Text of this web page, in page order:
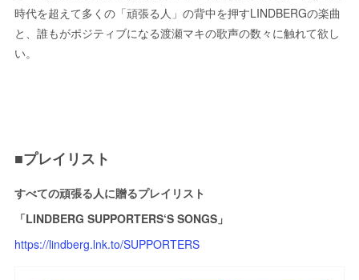
時代を超えて多くの「頑張る人」の背中を押すLINDBERGの楽曲
と、誰もがポジティブになる渡瀬マキの歌声の数々に触れて欲し
い。
■プレイリスト
すべての頑張る人に贈るプレイリスト
「LINDBERG SUPPORTERS‘S SONGS」
https://lindberg.lnk.to/SUPPORTERS